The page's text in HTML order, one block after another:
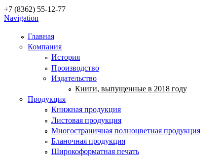
+7 (8362) 55-12-77
Navigation
Главная
Компания
История
Производство
Издательство
Книги, выпущенные в 2018 году
Продукция
Книжная продукция
Листовая продукция
Многостраничная полноцветная продукция
Бланочная продукция
Широкоформатная печать